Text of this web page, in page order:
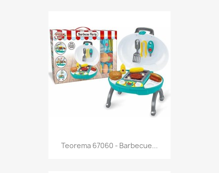
Anteprima
Teorema 67060 - Barbecue...